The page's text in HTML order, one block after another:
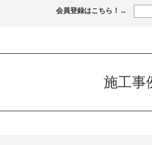
会員登録はこちら！→
施工事